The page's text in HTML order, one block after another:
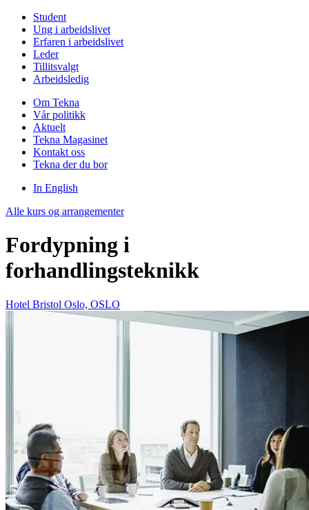
Student
Ung i arbeidslivet
Erfaren i arbeidslivet
Leder
Tillitsvalgt
Arbeidsledig
Om Tekna
Vår politikk
Aktuelt
Tekna Magasinet
Kontakt oss
Tekna der du bor
In English
Alle kurs og arrangementer
Fordypning i
forhandlingsteknikk
Hotel Bristol Oslo, OSLO